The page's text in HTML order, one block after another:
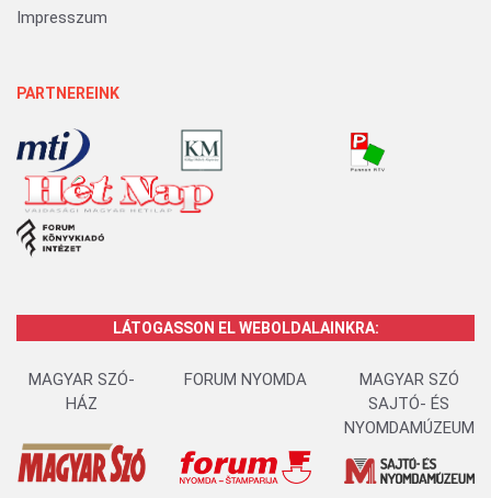
Impresszum
PARTNEREINK
LÁTOGASSON EL WEBOLDALAINKRA:
MAGYAR SZÓ-
HÁZ
FORUM NYOMDA
MAGYAR SZÓ
SAJTÓ- ÉS
NYOMDAMÚZEUM